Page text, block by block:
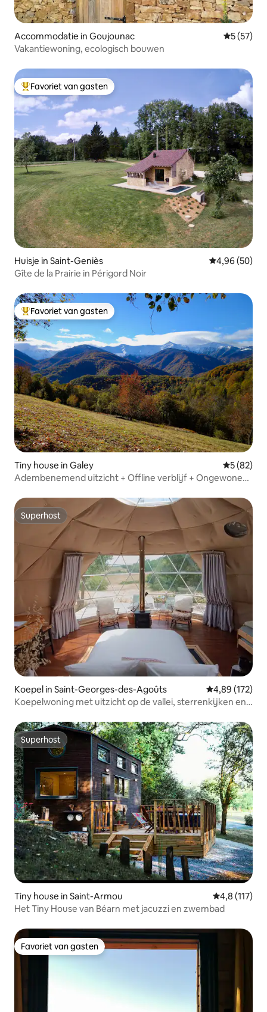
Accommodatie in Goujounac
5 (57)
Vakantiewoning, ecologisch bouwen
Topfavoriet van gasten
Favoriet van gasten
Huisje in Saint-Geniès Gemiddelde
4,96 (50)
Gîte de la Prairie in Périgord Noir
Topfavoriet van gasten
Favoriet van gasten
Tiny house in Galey
5 (82)
Adembenemend uitzicht + Offline verblijf + Ongewone
Superhost
Superhost
Koepel in Saint-Georges-des-Agoûts Gemiddelde
4,89 (172)
Koepelwoning met uitzicht op de vallei, sterrenkijken en
Superhost
Superhost
Tiny house in Saint-Armou Gemiddelde
4,8 (117)
Het Tiny House van Béarn met jacuzzi en zwembad
Favoriet van gasten
Favoriet van gasten